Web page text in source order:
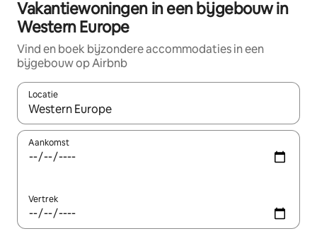
Vakantiewoningen in een bijgebouw in
Western Europe
Vind en boek bijzondere accommodaties in een
bijgebouw op Airbnb
Locatie
Wanneer er suggesties beschikbaar zijn, maak je een keuze
Aankomst
Vertrek